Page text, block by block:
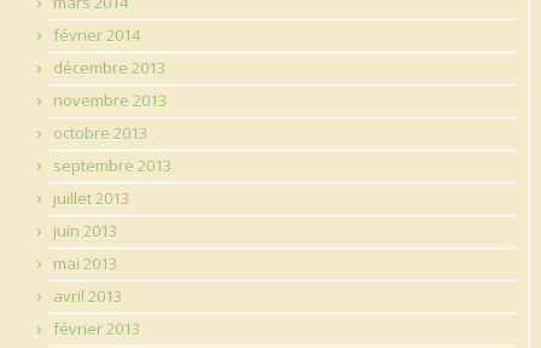
février 2014
décembre 2013
novembre 2013
octobre 2013
septembre 2013
juillet 2013
juin 2013
mai 2013
avril 2013
février 2013